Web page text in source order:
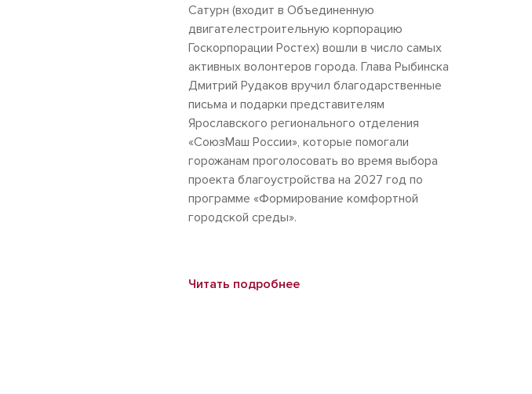
Сатурн (входит в Объединенную
двигателестроительную корпорацию
Госкорпорации Ростех) вошли в число самых
активных волонтеров города. Глава Рыбинска
Дмитрий Рудаков вручил благодарственные
письма и подарки представителям
Ярославского регионального отделения
«СоюзМаш России», которые помогали
горожанам проголосовать во время выбора
проекта благоустройства на 2027 год по
программе «Формирование комфортной
городской среды».
Читать подробнее